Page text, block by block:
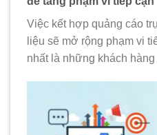
Việc kết hợp quảng cáo
liệu sẽ mở rộng phạm vi
nhất là những khách